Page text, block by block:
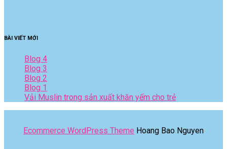
BÀI VIẾT MỚI
Blog 4
Blog 3
Blog 2
Blog 1
Vải Muslin trong sản xuất khăn yếm cho trẻ
Ecommerce WordPress Theme Hoang Bao Nguyen